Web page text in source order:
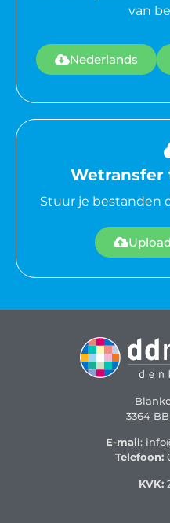
van
Nederlands
Wetransfer
Stuur je bestanden
3364
E-mail:
Telefoon:
KVK: